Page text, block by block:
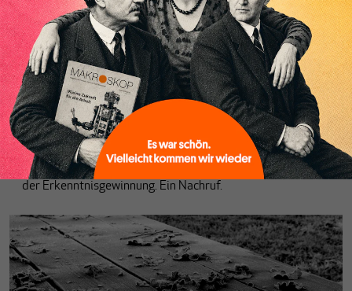
NACHRUF AUF HAJO RIESE
Ein Ökonom, der Keynes verstand
VonHansjörg Herr
Für Hajo Riese war die Auseinandersetzung zwischen
verschiedenen ökonomischen Paradigmen ein Kernpunkt
der Erkenntnisgewinnung. Ein Nachruf.